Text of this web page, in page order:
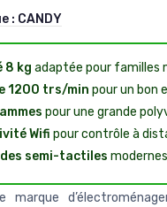
: CANDY
8 kg adaptée pour familles
1200 trs/min pour un bon
pour une grande
Wifi pour contrôle à
semi-tactiles
marque